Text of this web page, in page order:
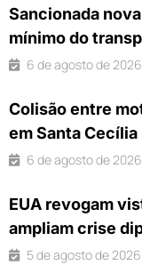
Sancionada
mínimo do
6 de agosto de 2026
Colisão entre
em Santa Cecília
6 de agosto de 2026
EUA revogam
ampliam crise
5 de agosto de 2026